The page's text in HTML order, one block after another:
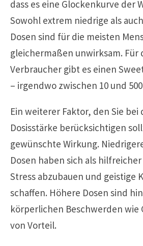
dass es eine Glockenkurve der
Sowohl extrem niedrige als
Dosen sind für die meisten
gleichermaßen unwirksam. Für
Verbraucher gibt es einen
– irgendwo zwischen 10 und
Ein weiterer Faktor, den Sie bei
Dosisstärke berücksichtigen
gewünschte Wirkung.
Dosen haben sich als
Stress abzubauen und geistige
schaffen. Höhere Dosen sind
körperlichen Beschwerden wie
von Vorteil.